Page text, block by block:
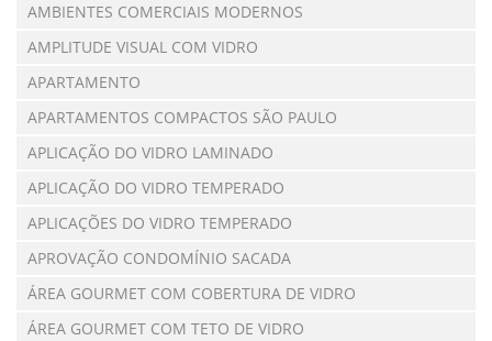
AMBIENTES COMERCIAIS MODERNOS
AMPLITUDE VISUAL COM VIDRO
APARTAMENTO
APARTAMENTOS COMPACTOS SÃO PAULO
APLICAÇÃO DO VIDRO LAMINADO
APLICAÇÃO DO VIDRO TEMPERADO
APLICAÇÕES DO VIDRO TEMPERADO
APROVAÇÃO CONDOMÍNIO SACADA
ÁREA GOURMET COM COBERTURA DE VIDRO
ÁREA GOURMET COM TETO DE VIDRO